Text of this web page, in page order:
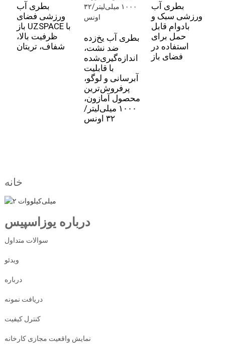
بطری آب
ورزشی فضای
باز UZSPACE با
ظرفیت بالا،
شفاف، تریتان
بطری آب یخ‌زده
ضد نشت،
اندازه‌گیری‌شده
با قابلیت
آبرسانی و لوگو،
پرفروش‌ترین
محصول آمازون،
۱۰۰۰ میلی‌لیتر/
۳۲ اونس
بطری آب
ورزشی سبک و
بادوام قابل
حمل برای
استفاده در
فضای باز
خانه
درباره یوزاسپیس
سوالات متداول
ویدئو
درباره
دریافت نمونه
کنترل کیفیت
نمایش واقعیت مجازی کارخانه